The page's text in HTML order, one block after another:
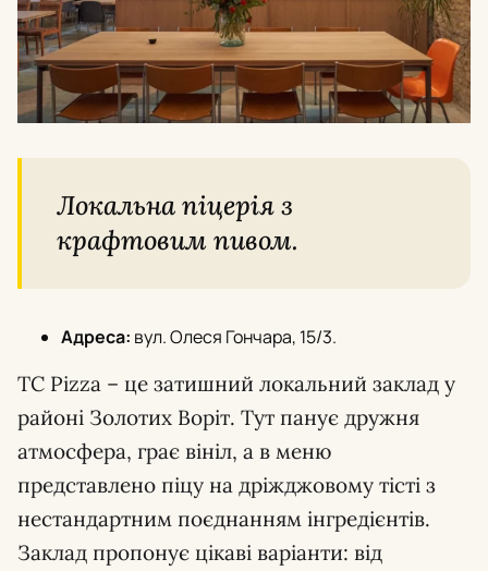
Локальна піцерія з
крафтовим пивом.
Адреса: вул. Олеся Гончара, 15/3.
TC Pizza – це затишний локальний заклад у
районі Золотих Воріт. Тут панує дружня
атмосфера, грає вініл, а в меню
представлено піцу на дріжджовому тісті з
нестандартним поєднанням інгредієнтів.
Заклад пропонує цікаві варіанти: від